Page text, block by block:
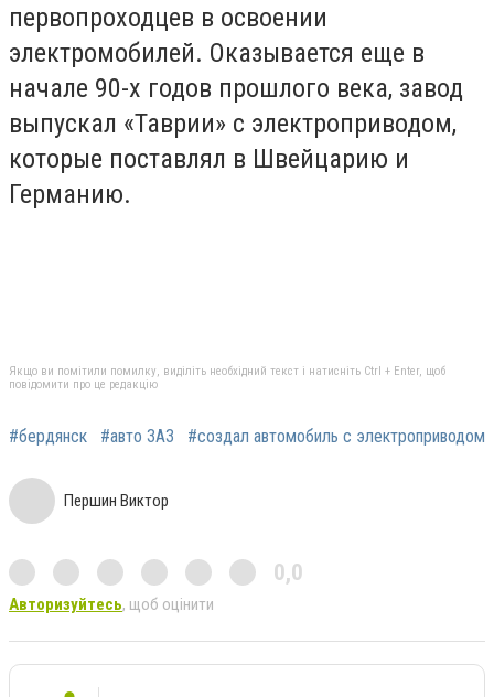
первопроходцев в освоении
электромобилей. Оказывается еще в
начале 90-х годов прошлого века, завод
выпускал «Таврии» с электроприводом,
которые поставлял в Швейцарию и
Германию.
Якщо ви помітили помилку, виділіть необхідний текст і натисніть Ctrl + Enter, щоб
повідомити про це редакцію
#бердянск #авто ЗАЗ #создал автомобиль с электроприводом
Першин Виктор
0,0
Авторизуйтесь, щоб оцінити